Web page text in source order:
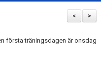
>
<
första träningsdagen är onsdag